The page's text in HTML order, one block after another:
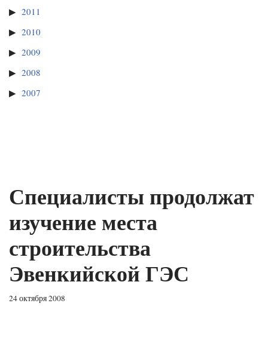
2011
2010
2009
2008
2007
Специалисты продолжат
изучение места
строительства
Эвенкийской ГЭС
24 октября 2008